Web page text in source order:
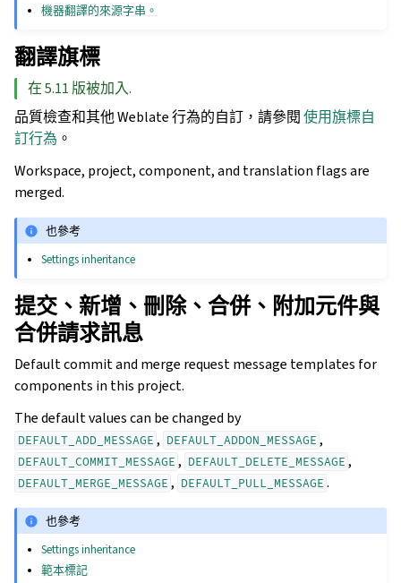
機器翻譯的來源字串。
翻譯旗標
在 5.11 版被加入.
品質檢查和其他 Weblate 行為的自訂，請參閱 使用旗標自
訂行為 。
Workspace, project, component, and translation flags are
merged.
也參考
Settings inheritance
提交、新增、刪除、合併、附加元件與
合併請求訊息
Default commit and merge request message templates for
components in this project.
The default values can be changed by
DEFAULT_ADD_MESSAGE , DEFAULT_ADDON_MESSAGE ,
DEFAULT_COMMIT_MESSAGE , DEFAULT_DELETE_MESSAGE ,
DEFAULT_MERGE_MESSAGE , DEFAULT_PULL_MESSAGE .
也參考
Settings inheritance
範本標記